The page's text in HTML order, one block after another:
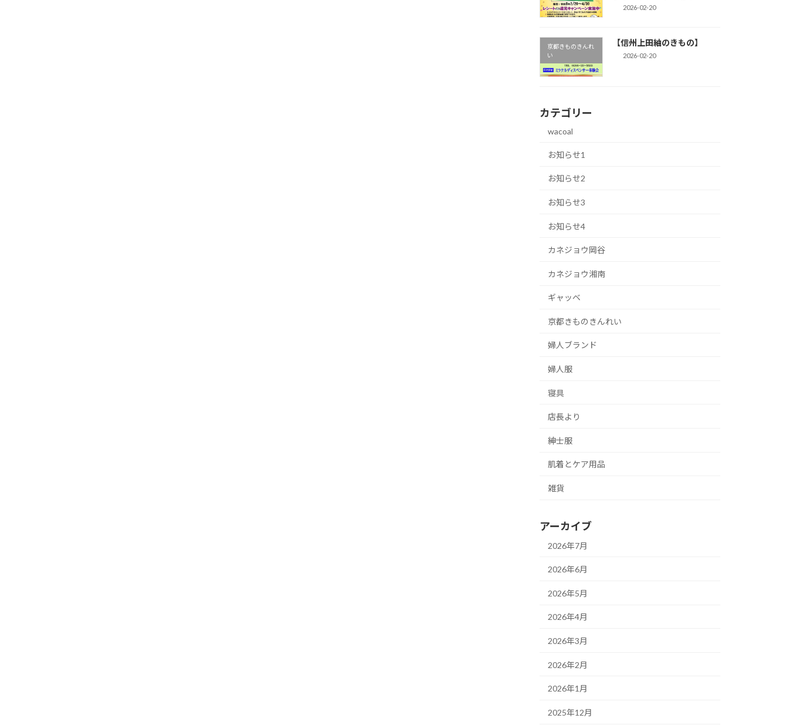
2026-02-20
京都きものきんれ
い
【信州上田紬のきもの】
2026-02-20
カテゴリー
wacoal
お知らせ1
お知らせ2
お知らせ3
お知らせ4
カネジョウ岡谷
カネジョウ湘南
ギャッベ
京都きものきんれい
婦人ブランド
婦人服
寝具
店長より
紳士服
肌着とケア用品
雑貨
アーカイブ
2026年7月
2026年6月
2026年5月
2026年4月
2026年3月
2026年2月
2026年1月
2025年12月